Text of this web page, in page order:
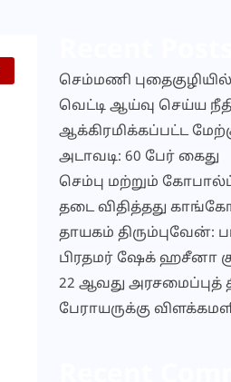
செம்மணி
வெட்டி ஆய்வு செய்ய
ஆக்கிரமிக்கப்பட்ட
அடாவடி: 60 பேர் கைது
செம்பு மற்றும்
தடை விதித்தது
தாயகம்
பிரதமர் ஷேக் ஹசீனா
22 ஆவது அரசமைப்புத்
பேராயருக்கு